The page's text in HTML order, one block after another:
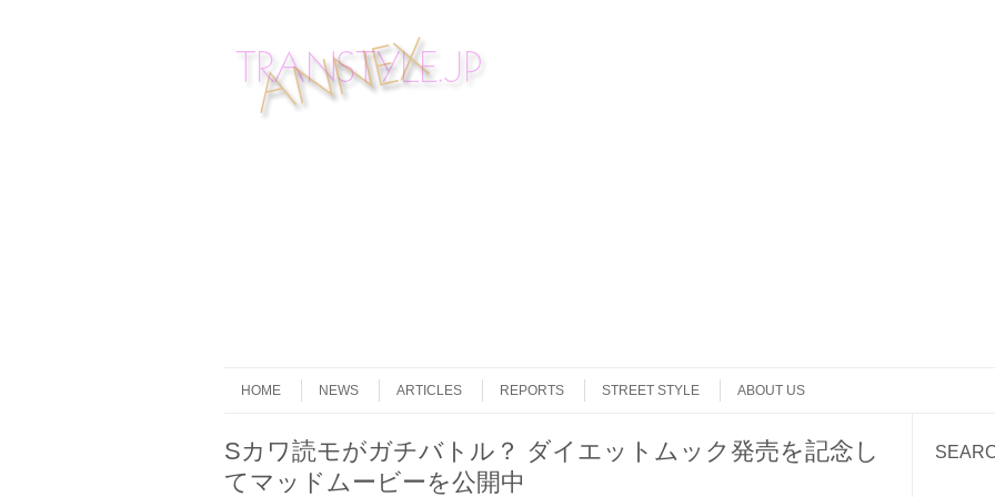
Menu
HOME
NEWS ARTICLES REPORTS STREET STYLE ABOUT US
Sカワ読モがガチバトル？ ダイエットムック発売を記念し
てマッドムービーを公開中